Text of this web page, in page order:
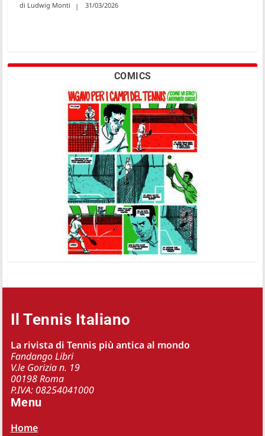
Ludwig Monti 31/03/2026
COMICS
Il Tennis Italiano
La rivista di Tennis più antica al mondo
Fandango Libri
V.le Gorizia n. 19
00198 Roma
P.IVA: 08254041000
Menu
Home